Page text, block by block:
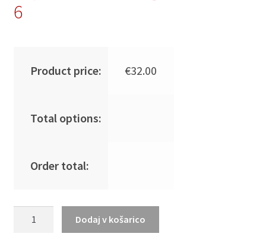
6
Product price: €32.00
Total options:
Order total:
Dodaj v košarico